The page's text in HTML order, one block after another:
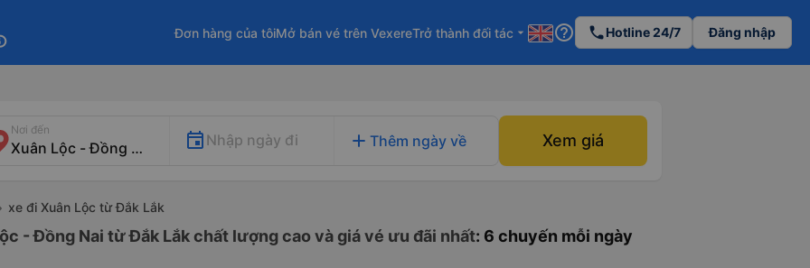
Đơn hàng của tôiMở bán vé trên VexereTrở thành đối tác arrow_drop_down help_outline phoneHotline 24/7 Đăng nhập
Nơi đến
Nhập ngày đi add Thêm ngày về Xem giá
xe đi Xuân Lộc từ Đắk Lắk
- Đồng Nai từ Đắk Lắk chất lượng cao và giá vé ưu đãi nhất: 6 chuyến mỗi ngày